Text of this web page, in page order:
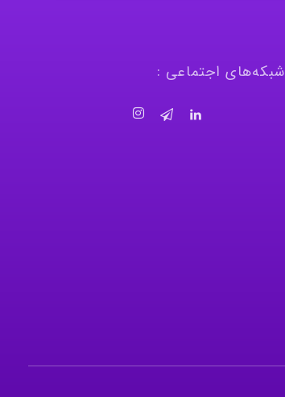
شبکه‌های اجتماعی :